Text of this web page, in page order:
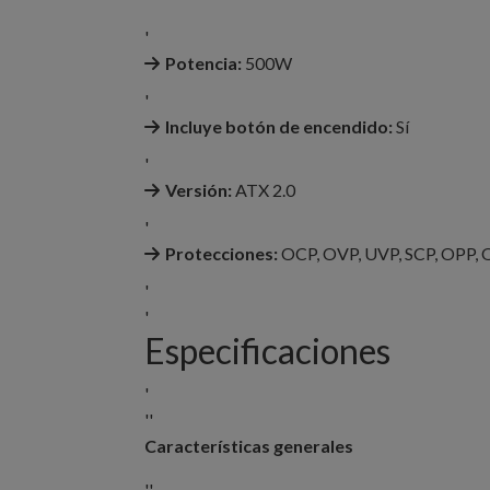
'
Potencia: 500W
'
Incluye botón de encendido: Sí
'
Versión: ATX 2.0
'
Protecciones: OCP, OVP, UVP, SCP, OPP,
'
'
Especificaciones
'
''
Características generales